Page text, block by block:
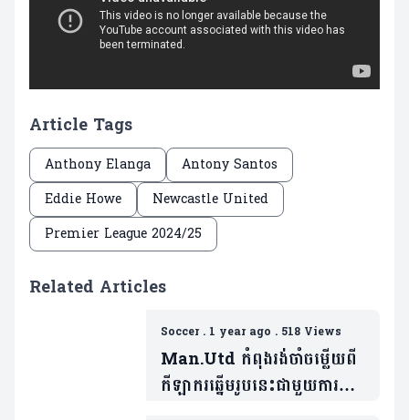
Article Tags
Anthony Elanga
Antony Santos
Eddie Howe
Newcastle United
Premier League 2024/25
Related Articles
Soccer. 1 year ago . 518 Views
Man.Utd កំពុងរង់ចាំចម្លើយពី
កីឡាករឆ្នើមរូបនេះជាមួយការផ្តល់